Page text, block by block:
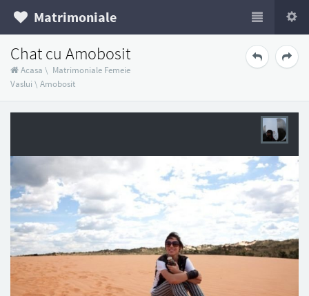
Matrimoniale
Chat cu Amobosit
Acasa \ Matrimoniale Femeie
Vaslui \ Amobosit